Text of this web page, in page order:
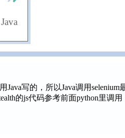
Java
Java写的，所以Java调用selenium
的js代码参考前面python里调用